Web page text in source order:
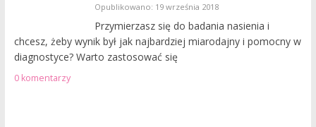
Opublikowano: 19 września 2018
Przymierzasz się do badania nasienia i
chcesz, żeby wynik był jak najbardziej miarodajny i pomocny w
diagnostyce? Warto zastosować się
0 komentarzy